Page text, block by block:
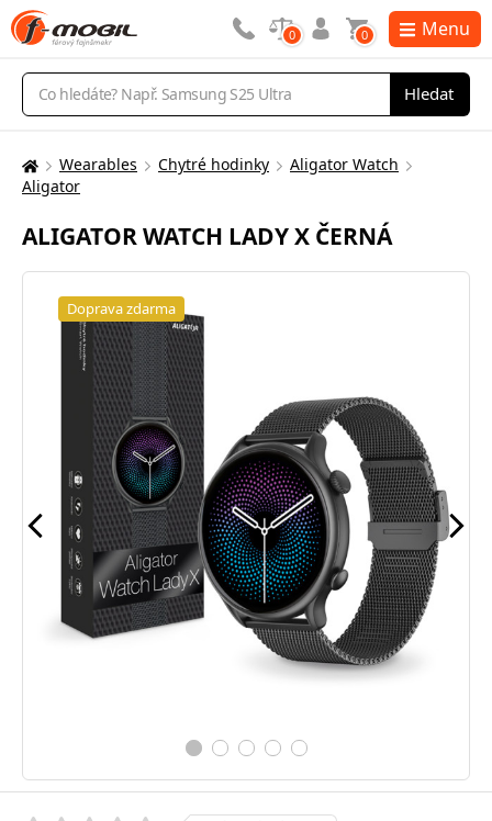
Vyhledávání
Hledat
0 0 Menu
Zde
nacházíte:
Wearables Chytré hodinky
Aligator Watch
Aligator
ALIGATOR WATCH LADY X ČERNÁ
Doprava zdarma